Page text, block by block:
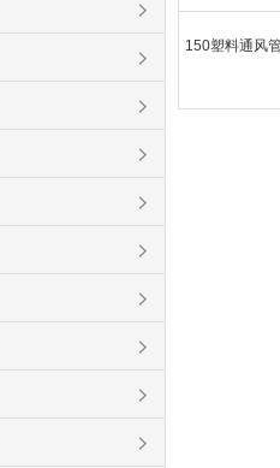
150塑料通风